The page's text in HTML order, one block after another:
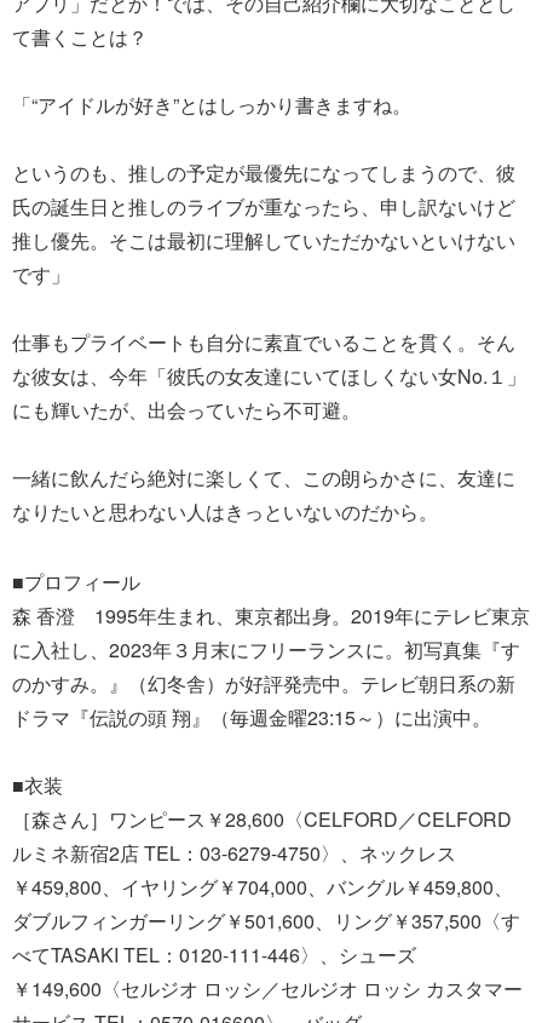
て書くことは？
「“アイドルが好き”とはしっかり書きますね。
というのも、推しの予定が最優先になってしまうので、彼
氏の誕生日と推しのライブが重なったら、申し訳ないけど
推し優先。そこは最初に理解していただかないといけない
です」
仕事もプライベートも自分に素直でいることを貫く。そん
な彼女は、今年「彼氏の女友達にいてほしくない女No.１」
にも輝いたが、出会っていたら不可避。
一緒に飲んだら絶対に楽しくて、この朗らかさに、友達に
なりたいと思わない人はきっといないのだから。
■プロフィール
森 香澄 1995年生まれ、東京都出身。2019年にテレビ東京
に入社し、2023年３月末にフリーランスに。初写真集『す
のかすみ。』（幻冬舎）が好評発売中。テレビ朝日系の新
ドラマ『伝説の頭 翔』（毎週金曜23:15～）に出演中。
■衣装
［森さん］ワンピース￥28,600〈CELFORD／CELFORD
ルミネ新宿2店 TEL：03-6279-4750〉、ネックレス
￥459,800、イヤリング￥704,000、バングル￥459,800、
ダブルフィンガーリング￥501,600、リング￥357,500〈す
べてTASAKI TEL：0120-111-446〉、シューズ
￥149,600〈セルジオ ロッシ／セルジオ ロッシ カスタマー